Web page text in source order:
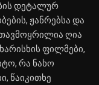
დეტალურ
ჟანრებსა და
ღია
ფილმები,
რა ნახო
წაიკითხე